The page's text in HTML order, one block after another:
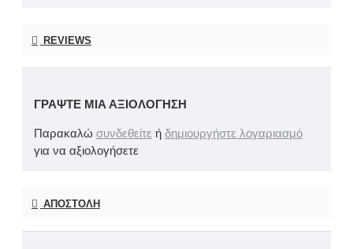
REVIEWS
ΓΡΆΨΤΕ ΜΙΑ ΑΞΙΟΛΌΓΗΣΗ
Παρακαλώ συνδεθείτε ή δημιουργήστε λογαριασμό
για να αξιολογήσετε
ΑΠΟΣΤΟΛΉ